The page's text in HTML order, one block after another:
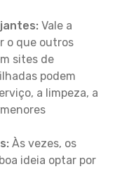
Vale a
o que outros
sites de
podem
a limpeza, a
Às vezes, os
ideia optar por